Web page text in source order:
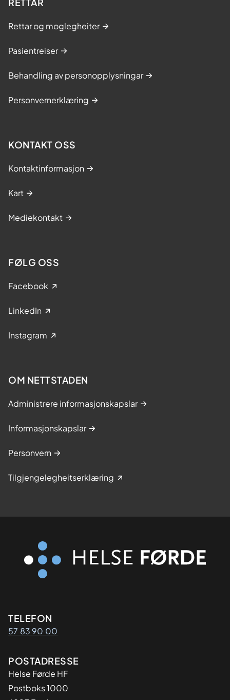
Rettar og moglegheiter
Pasientreiser
Behandling av personopplysningar
Personvernerklæring
KONTAKT OSS
Kontaktinformasjon
Kart
Mediekontakt
FØLG OSS
Facebook
LinkedIn
Instagram
OM NETTSTADEN
Administrere informasjonskapslar
Informasjonskapslar
Personvern
Tilgjengelegheitserklæring
Kontaktinformasjon
TELEFON
57 83 90 00
Adresse
POSTADRESSE
Helse Førde HF
Postboks 1000